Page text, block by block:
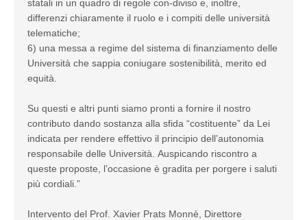
statali in un quadro di regole con-diviso e, inoltre,
differenzi chiaramente il ruolo e i compiti delle università
telematiche;
6) una messa a regime del sistema di finanziamento delle
Università che sappia coniugare sostenibilità, merito ed
equità.
Su questi e altri punti siamo pronti a fornire il nostro
contributo dando sostanza alla sfida “costituente” da Lei
indicata per rendere effettivo il principio dell’autonomia
responsabile delle Università. Auspicando riscontro a
queste proposte, l’occasione è gradita per porgere i saluti
più cordiali.”
Intervento del Prof. Xavier Prats Monnè, Direttore